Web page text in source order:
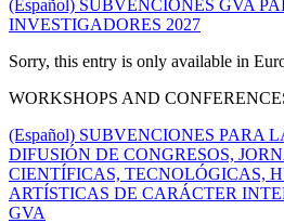
(Español) SUBVENCIONES GVA
INVESTIGADORES 2027
Sorry, this entry is only available in
WORKSHOPS AND
(Español) SUBVENCIONES PARA
DIFUSIÓN DE CONGRESOS,
CIENTÍFICAS, TECNOLÓGICAS,
ARTÍSTICAS DE CARÁCTER
GVA